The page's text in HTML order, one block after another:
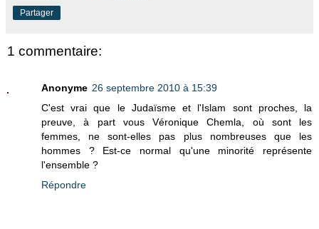
Partager
1 commentaire:
Anonyme 26 septembre 2010 à 15:39
C'est vrai que le Judaïsme et l'Islam sont proches, la
preuve, à part vous Véronique Chemla, où sont les
femmes, ne sont-elles pas plus nombreuses que les
hommes ? Est-ce normal qu'une minorité représente
l'ensemble ?
Répondre